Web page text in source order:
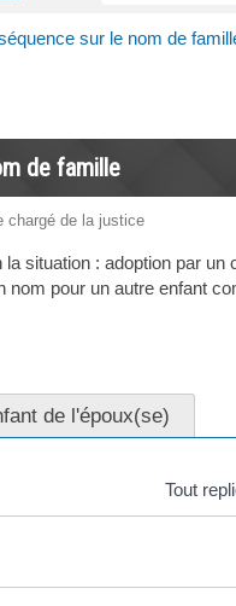
sur le nom de
de famille
chargé de la justice
situation : adoption par un
nom pour un autre enfant
de l'époux(se)
Tout